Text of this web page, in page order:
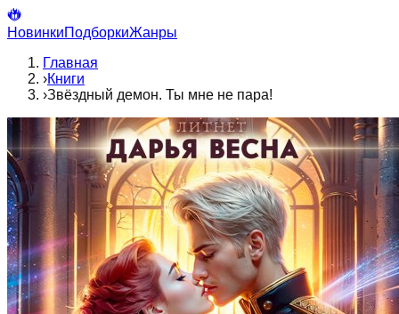
НовинкиПодборкиЖанры
Главная
›Книги
›Звёздный демон. Ты мне не пара!